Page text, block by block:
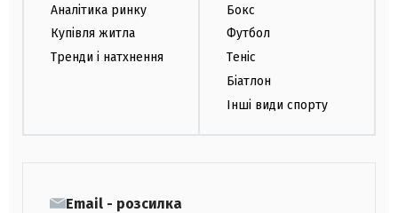
Аналітика ринку
Купівля житла
Тренди і натхнення
Бокс
Футбол
Теніс
Біатлон
Інші види спорту
Email - розсилка